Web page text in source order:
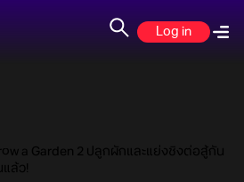
Log in
a Garden 2 ปลูกผักและแย่งชิงต่อสู้กัน
ล้ว!